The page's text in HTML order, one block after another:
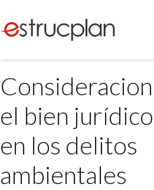
SERVICIOS
Medio Ambiente
Legislación
INGRESAR
Portal de Clientes
Matriz Premium
el bien
en los delitos
ambientales